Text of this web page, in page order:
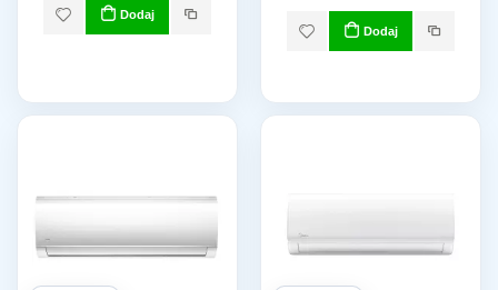
Dodaj
Dodaj